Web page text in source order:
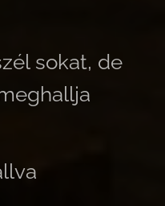
sokat, de